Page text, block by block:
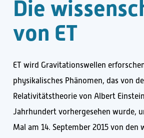
Die wissensc
von ET
ET wird Gravitationswellen
physikalisches Phänomen, das von
Relativitätstheorie von Albert
Jahrhundert vorhergesehen wurde,
Mal am 14. September 2015 von den